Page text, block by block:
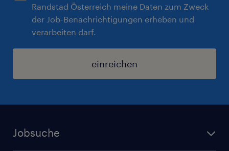
Randstad Österreich meine Daten zum Zweck
der Job-Benachrichtigungen erheben und
verarbeiten darf.
einreichen
Jobsuche